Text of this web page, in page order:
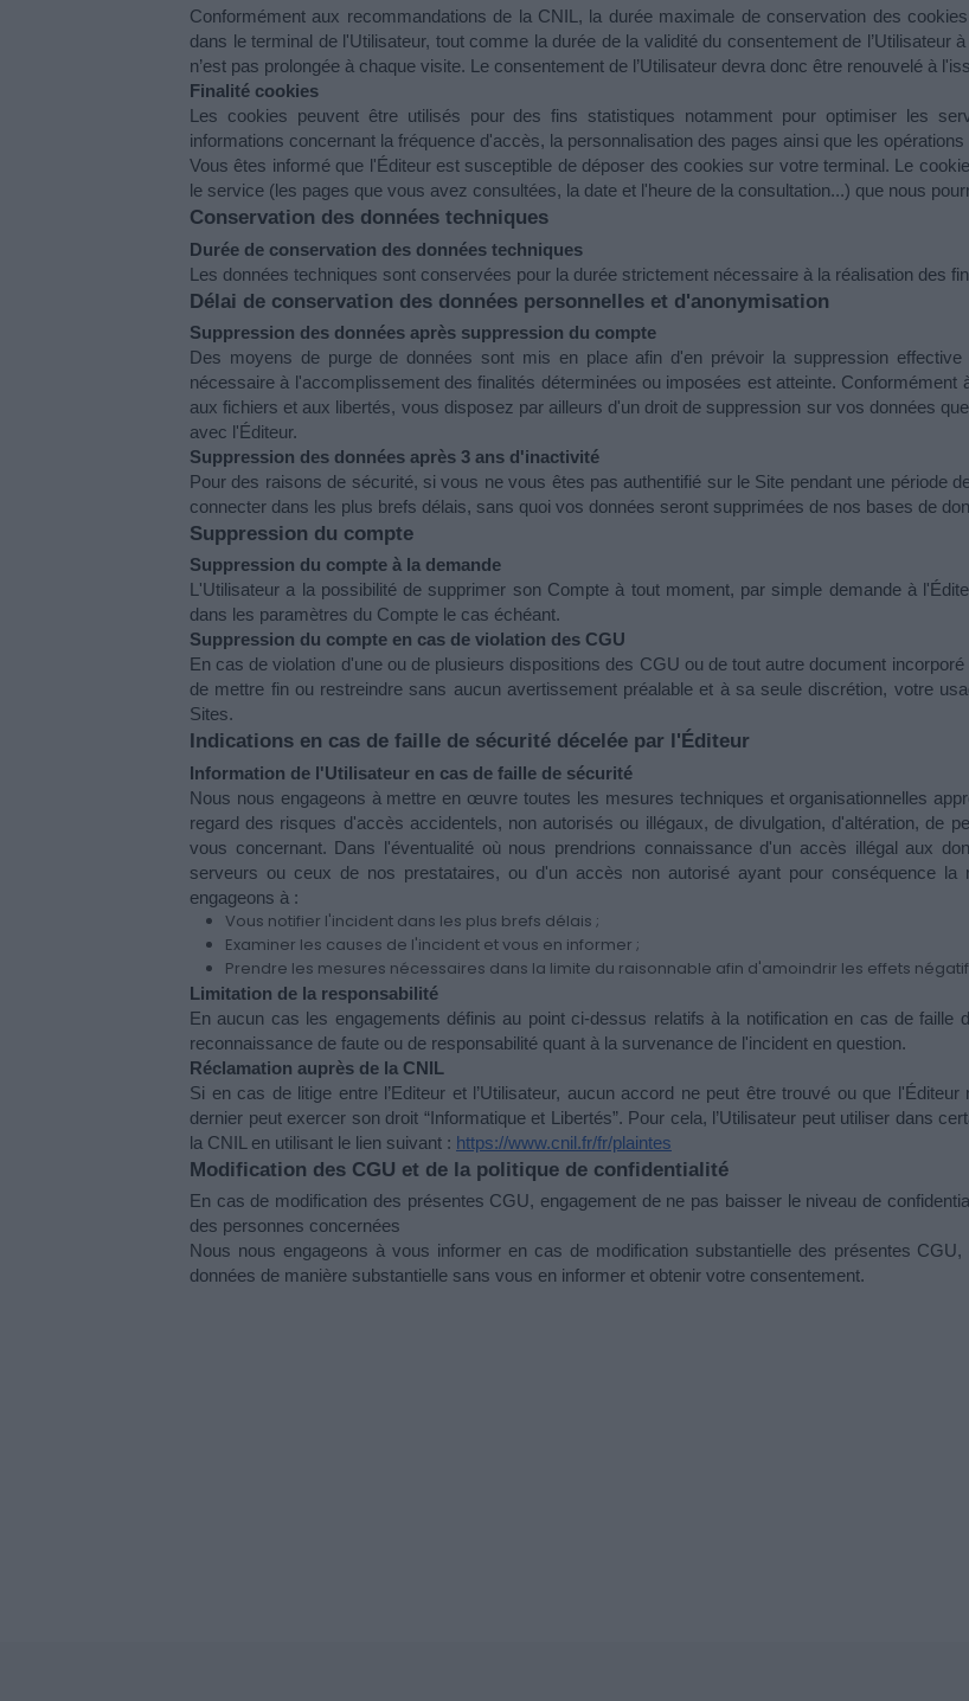
Conformément aux recommandations de la CNIL, la durée maximale de conservation des
dans le terminal de l'Utilisateur, tout comme la durée de la validité du consentement de l’Utilisateur
n’est pas prolongée à chaque visite. Le consentement de l’Utilisateur devra donc être renouvelé à
Finalité cookies
Les cookies peuvent être utilisés pour des fins statistiques notamment pour optimiser les
informations concernant la fréquence d'accès, la personnalisation des pages ainsi que les
Vous êtes informé que l'Éditeur est susceptible de déposer des cookies sur votre terminal. Le
le service (les pages que vous avez consultées, la date et l'heure de la consultation...) que nous
Conservation des données techniques
Durée de conservation des données techniques
Les données techniques sont conservées pour la durée strictement nécessaire à la réalisation des
Délai de conservation des données personnelles et d'anonymisation
Suppression des données après suppression du compte
Des moyens de purge de données sont mis en place afin d'en prévoir la suppression
nécessaire à l'accomplissement des finalités déterminées ou imposées est atteinte. Conformément
aux fichiers et aux libertés, vous disposez par ailleurs d'un droit de suppression sur vos données
avec l'Éditeur.
Suppression des données après 3 ans d'inactivité
Pour des raisons de sécurité, si vous ne vous êtes pas authentifié sur le Site pendant une période
connecter dans les plus brefs délais, sans quoi vos données seront supprimées de nos bases de
Suppression du compte
Suppression du compte à la demande
L'Utilisateur a la possibilité de supprimer son Compte à tout moment, par simple demande à
dans les paramètres du Compte le cas échéant.
Suppression du compte en cas de violation des CGU
En cas de violation d'une ou de plusieurs dispositions des CGU ou de tout autre document
de mettre fin ou restreindre sans aucun avertissement préalable et à sa seule discrétion, votre
Sites.
Indications en cas de faille de sécurité décelée par l'Éditeur
Information de l'Utilisateur en cas de faille de sécurité
Nous nous engageons à mettre en œuvre toutes les mesures techniques et organisationnelles
regard des risques d'accès accidentels, non autorisés ou illégaux, de divulgation, d'altération, de
vous concernant. Dans l'éventualité où nous prendrions connaissance d'un accès illégal aux
serveurs ou ceux de nos prestataires, ou d'un accès non autorisé ayant pour conséquence la
engageons à :
Vous notifier l'incident dans les plus brefs délais ;
Examiner les causes de l'incident et vous en informer ;
Prendre les mesures nécessaires dans la limite du raisonnable afin d'amoindrir les effets
Limitation de la responsabilité
En aucun cas les engagements définis au point ci-dessus relatifs à la notification en cas de faille
reconnaissance de faute ou de responsabilité quant à la survenance de l'incident en question.
Réclamation auprès de la CNIL
Si en cas de litige entre l’Editeur et l’Utilisateur, aucun accord ne peut être trouvé ou que
dernier peut exercer son droit “Informatique et Libertés”. Pour cela, l’Utilisateur peut utiliser dans
la CNIL en utilisant le lien suivant : https://www.cnil.fr/fr/plaintes
Modification des CGU et de la politique de confidentialité
En cas de modification des présentes CGU, engagement de ne pas baisser le niveau de
des personnes concernées
Nous nous engageons à vous informer en cas de modification substantielle des présentes
données de manière substantielle sans vous en informer et obtenir votre consentement.